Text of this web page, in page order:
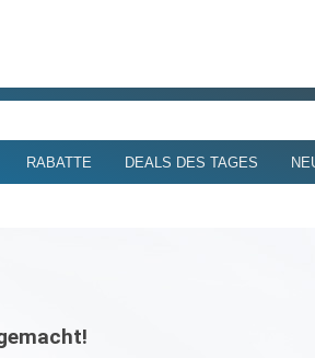
RABATTE DEALS DES TAGES